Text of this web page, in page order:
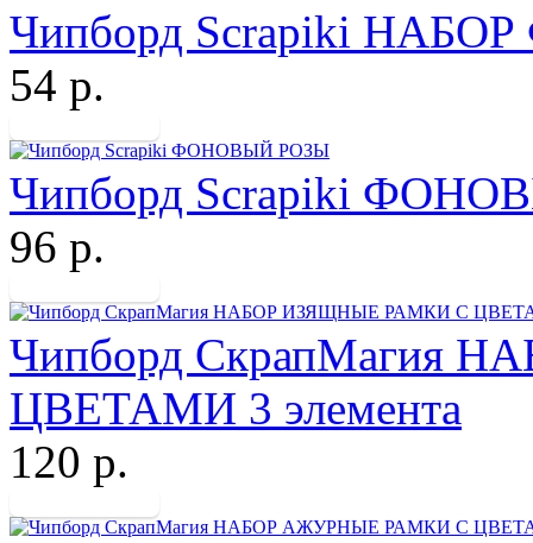
Чипборд Scrapiki
54 р.
Чипборд Scrapiki
96 р.
Чипборд СкрапМагия
ЦВЕТАМИ 3 элемента
120 р.